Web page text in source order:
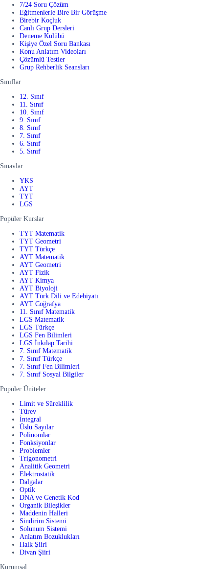
7/24 Soru Çözüm
Eğitmenlerle Bire Bir Görüşme
Birebir Koçluk
Canlı Grup Dersleri
Deneme Kulübü
Kişiye Özel Soru Bankası
Konu Anlatım Videoları
Çözümlü Testler
Grup Rehberlik Seansları
Sınıflar
12. Sınıf
11. Sınıf
10. Sınıf
9. Sınıf
8. Sınıf
7. Sınıf
6. Sınıf
5. Sınıf
Sınavlar
YKS
AYT
TYT
LGS
Popüler Kurslar
TYT Matematik
TYT Geometri
TYT Türkçe
AYT Matematik
AYT Geometri
AYT Fizik
AYT Kimya
AYT Biyoloji
AYT Türk Dili ve Edebiyatı
AYT Coğrafya
11. Sınıf Matematik
LGS Matematik
LGS Türkçe
LGS Fen Bilimleri
LGS İnkılap Tarihi
7. Sınıf Matematik
7. Sınıf Türkçe
7. Sınıf Fen Bilimleri
7. Sınıf Sosyal Bilgiler
Popüler Üniteler
Limit ve Süreklilik
Türev
İntegral
Üslü Sayılar
Polinomlar
Fonksiyonlar
Problemler
Trigonometri
Analitik Geometri
Elektrostatik
Dalgalar
Optik
DNA ve Genetik Kod
Organik Bileşikler
Maddenin Halleri
Sindirim Sistemi
Solunum Sistemi
Anlatım Bozuklukları
Halk Şiiri
Divan Şiiri
Kurumsal